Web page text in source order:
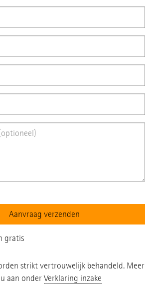
gratis
strikt vertrouwelijk behandeld. Meer
aan onderVerklaring inzake